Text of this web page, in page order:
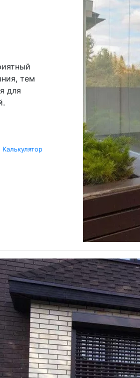
тем
для
Калькулятор
РОЛЬСТАВНИ
РЕШЕТЧАТЫЕ